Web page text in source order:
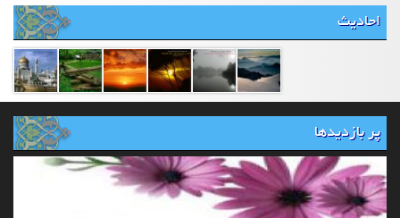
احادیث
پر بازدیدها